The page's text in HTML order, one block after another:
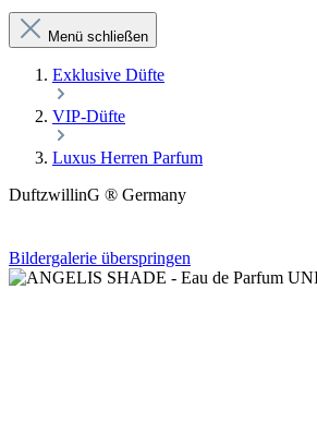
Menü schließen
Exklusive Düfte
VIP-Düfte
Luxus Herren Parfum
DuftzwillinG ® Germany
Bildergalerie überspringen